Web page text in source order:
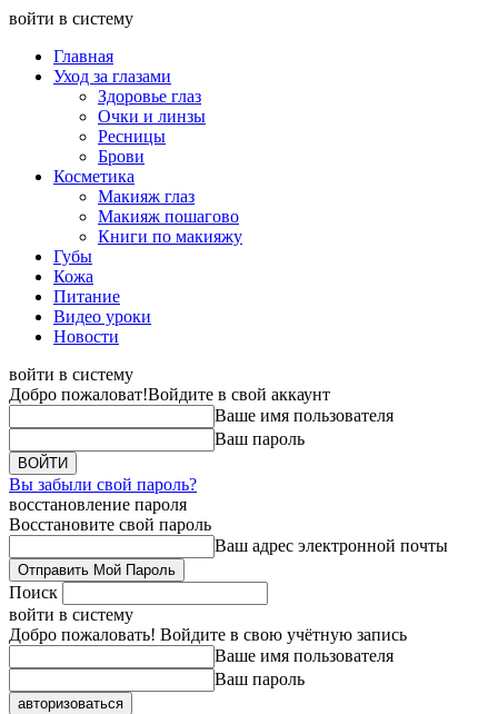
войти в систему
Главная
Уход за глазами
Здоровье глаз
Очки и линзы
Ресницы
Брови
Косметика
Макияж глаз
Макияж пошагово
Книги по макияжу
Губы
Кожа
Питание
Видео уроки
Новости
войти в систему
Добро пожаловат!Войдите в свой аккаунт
Ваше имя пользователя
Ваш пароль
Вы забыли свой пароль?
восстановление пароля
Восстановите свой пароль
Ваш адрес электронной почты
Поиск
войти в систему
Добро пожаловать! Войдите в свою учётную запись
Ваше имя пользователя
Ваш пароль